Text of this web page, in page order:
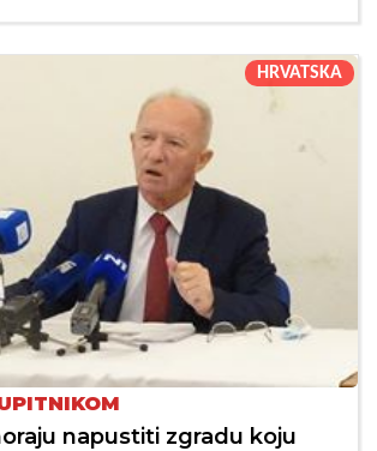
HRVATSKA
napustiti zgradu koju